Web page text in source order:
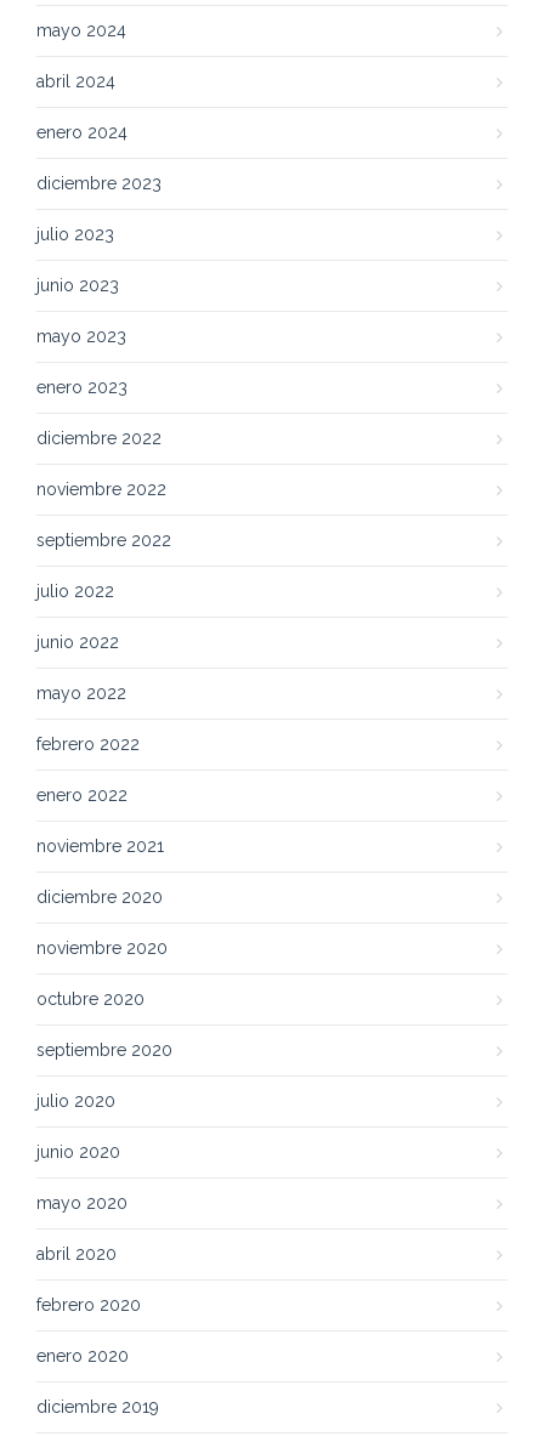
mayo 2024
abril 2024
enero 2024
diciembre 2023
julio 2023
junio 2023
mayo 2023
enero 2023
diciembre 2022
noviembre 2022
septiembre 2022
julio 2022
junio 2022
mayo 2022
febrero 2022
enero 2022
noviembre 2021
diciembre 2020
noviembre 2020
octubre 2020
septiembre 2020
julio 2020
junio 2020
mayo 2020
abril 2020
febrero 2020
enero 2020
diciembre 2019